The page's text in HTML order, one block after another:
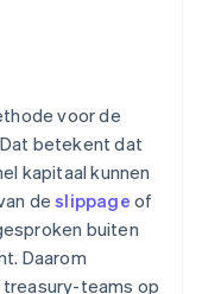
voor de
betekent dat
kapitaal kunnen
deslippage of
buiten
Daarom
teams op